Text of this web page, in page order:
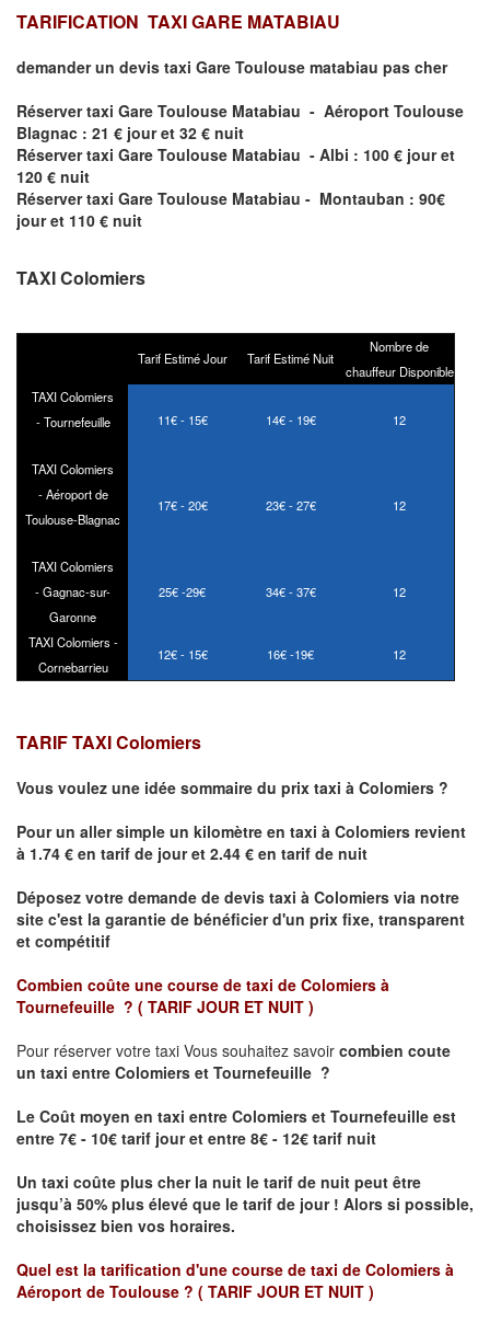
TARIFICATION TAXI GARE MATABIAU
demander un devis taxi Gare Toulouse matabiau pas cher
Réserver taxi Gare Toulouse Matabiau - Aéroport Toulouse
Blagnac : 21 € jour et 32 € nuit
Réserver taxi Gare Toulouse Matabiau - Albi : 100 € jour et
120 € nuit
Réserver taxi Gare Toulouse Matabiau - Montauban : 90€
jour et 110 € nuit
TAXI Colomiers
Tarif Estimé Jour Tarif Estimé Nuit
Nombre de
chauffeur Disponible
TAXI Colomiers
- Tournefeuille
11€ - 15€ 14€ - 19€ 12
TAXI Colomiers
- Aéroport de
Toulouse-Blagnac
17€ - 20€ 23€ - 27€ 12
TAXI Colomiers
- Gagnac-sur-
Garonne
25€ -29€ 34€ - 37€ 12
TAXI Colomiers -
Cornebarrieu
12€ - 15€ 16€ -19€ 12
TARIF TAXI Colomiers
Vous voulez une idée sommaire du prix taxi à Colomiers ?
Pour un aller simple un kilomètre en taxi à Colomiers revient
à 1.74 € en tarif de jour et 2.44 € en tarif de nuit
Déposez votre demande de devis taxi à Colomiers via notre
site c'est la garantie de bénéficier d'un prix fixe, transparent
et compétitif
Combien coûte une course de taxi de Colomiers à
Tournefeuille ? ( TARIF JOUR ET NUIT )
Pour réserver votre taxi Vous souhaitez savoir combien coute
un taxi entre Colomiers et Tournefeuille ?
Le Coût moyen en taxi entre Colomiers et Tournefeuille est
entre 7€ - 10€ tarif jour et entre 8€ - 12€ tarif nuit
Un taxi coûte plus cher la nuit le tarif de nuit peut être
jusqu’à 50% plus élevé que le tarif de jour ! Alors si possible,
choisissez bien vos horaires.
Quel est la tarification d'une course de taxi de Colomiers à
Aéroport de Toulouse ? ( TARIF JOUR ET NUIT )